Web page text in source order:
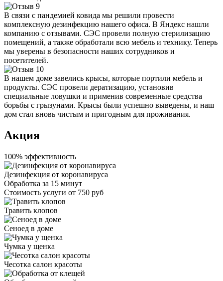
В связи с пандемией ковида мы решили провести
комплексную дезинфекцию нашего офиса. В Яндекс нашли
компанию с отзывами. СЭС провели полную стерилизацию
помещений, а также обработали всю мебель и технику. Теперь
мы уверены в безопасности наших сотрудников и
посетителей.
В нашем доме завелись крысы, которые портили мебель и
продукты. СЭС провели дератизацию, установив
специальные ловушки и применив современные средства
борьбы с грызунами. Крысы были успешно выведены, и наш
дом стал вновь чистым и пригодным для проживания.
Акция
100% эффективность
Дезинфекция от коронавируса
Обработка за 15 минут
Стоимость услуги от 750 руб
Травить клопов
Сеноед в доме
Чумка у щенка
Чесотка салон красоты